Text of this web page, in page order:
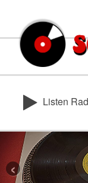
Listen
‹